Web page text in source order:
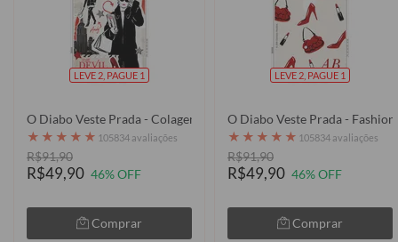
LEVE 2, PAGUE 1
O Diabo Veste Prada - Colagem
★ ★ ★ ★ ★ 105834 avaliações
R$91,90
R$49,90 46% OFF
Comprar
LEVE 2, PAGUE 1
O Diabo Veste Prada -
★ ★ ★ ★ ★ 105834 avaliações
R$91,90
R$49,90 46% OFF
Comprar